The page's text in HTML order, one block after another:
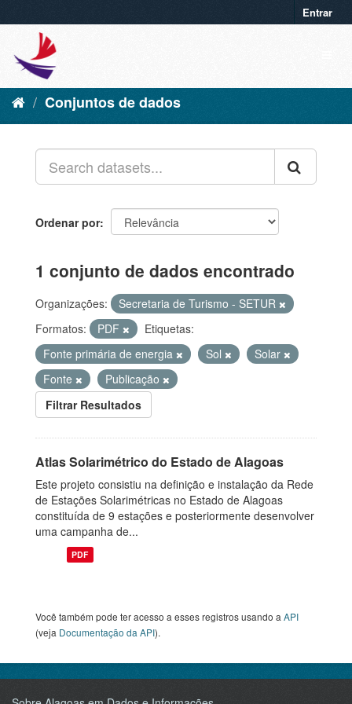
Entrar
Conjuntos de dados
Ordenar por
1 conjunto de dados encontrado
Organizações:
Secretaria de Turismo - SETUR
Formatos:
PDF
Etiquetas:
Fonte primária de energia
Sol
Solar
Fonte
Publicação
Filtrar Resultados
Atlas Solarimétrico do Estado de Alagoas
Este projeto consistiu na definição e instalação da Rede
de Estações Solarimétricas no Estado de Alagoas
constituída de 9 estações e posteriormente desenvolver
uma campanha de...
PDF
Você também pode ter acesso a esses registros usando a API
(veja Documentação da API).